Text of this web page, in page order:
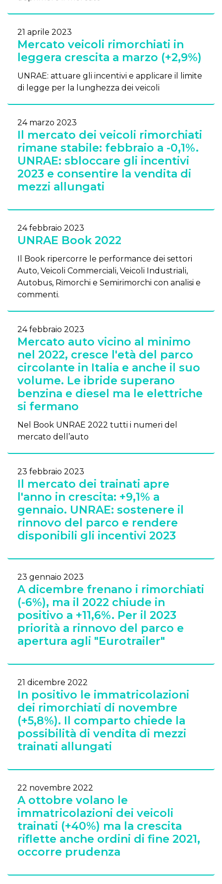
21 aprile 2023
Mercato veicoli rimorchiati in
leggera crescita a marzo (+2,9%)
UNRAE: attuare gli incentivi e applicare il limite
di legge per la lunghezza dei veicoli
24 marzo 2023
Il mercato dei veicoli rimorchiati
rimane stabile: febbraio a -0,1%.
UNRAE: sbloccare gli incentivi
2023 e consentire la vendita di
mezzi allungati
24 febbraio 2023
UNRAE Book 2022
Il Book ripercorre le performance dei settori
Auto, Veicoli Commerciali, Veicoli Industriali,
Autobus, Rimorchi e Semirimorchi con analisi e
commenti.
24 febbraio 2023
Mercato auto vicino al minimo
nel 2022, cresce l'età del parco
circolante in Italia e anche il suo
volume. Le ibride superano
benzina e diesel ma le elettriche
si fermano
Nel Book UNRAE 2022 tutti i numeri del
mercato dell’auto
23 febbraio 2023
Il mercato dei trainati apre
l'anno in crescita: +9,1% a
gennaio. UNRAE: sostenere il
rinnovo del parco e rendere
disponibili gli incentivi 2023
23 gennaio 2023
A dicembre frenano i rimorchiati
(-6%), ma il 2022 chiude in
positivo a +11,6%. Per il 2023
priorità a rinnovo del parco e
apertura agli "Eurotrailer"
21 dicembre 2022
In positivo le immatricolazioni
dei rimorchiati di novembre
(+5,8%). Il comparto chiede la
possibilità di vendita di mezzi
trainati allungati
22 novembre 2022
A ottobre volano le
immatricolazioni dei veicoli
trainati (+40%) ma la crescita
riflette anche ordini di fine 2021,
occorre prudenza